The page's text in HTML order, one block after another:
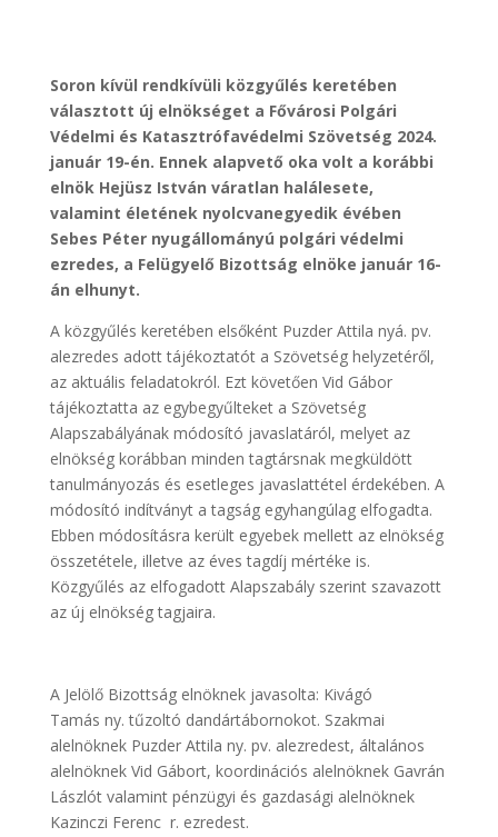
Soron kívül rendkívüli közgyűlés keretében
választott új elnökséget a Fővárosi Polgári
Védelmi és Katasztrófavédelmi Szövetség 2024.
január 19-én. Ennek alapvető oka volt a korábbi
elnök Hejüsz István váratlan halálesete,
valamint életének nyolcvanegyedik évében
Sebes Péter nyugállományú polgári védelmi
ezredes, a Felügyelő Bizottság elnöke január 16-
án elhunyt.
A közgyűlés keretében elsőként Puzder Attila nyá. pv.
alezredes adott tájékoztatót a Szövetség helyzetéről,
az aktuális feladatokról. Ezt követően Vid Gábor
tájékoztatta az egybegyűlteket a Szövetség
Alapszabályának módosító javaslatáról, melyet az
elnökség korábban minden tagtársnak megküldött
tanulmányozás és esetleges javaslattétel érdekében. A
módosító indítványt a tagság egyhangúlag elfogadta.
Ebben módosításra került egyebek mellett az elnökség
összetétele, illetve az éves tagdíj mértéke is.
Közgyűlés az elfogadott Alapszabály szerint szavazott
az új elnökség tagjaira.
A Jelölő Bizottság elnöknek javasolta: Kivágó
Tamás ny. tűzoltó dandártábornokot. Szakmai
alelnöknek Puzder Attila ny. pv. alezredest, általános
alelnöknek Vid Gábort, koordinációs alelnöknek Gavrán
Lászlót valamint pénzügyi és gazdasági alelnöknek
Kazinczi Ferenc r. ezredest.